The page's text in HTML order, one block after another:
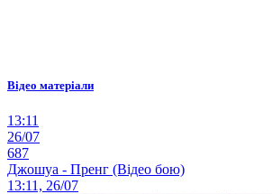
Відео матеріали
13:11
26/07
687
Джошуа - Пренг (Відео бою)
13:11, 26/07